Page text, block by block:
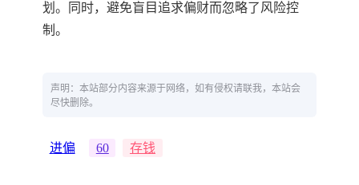
划。同时，避免盲目追求偏财而忽略了风险控
制。
声明：本站部分内容来源于网络，如有侵权请联我，本站会
尽快删除。
进偏 60 存钱